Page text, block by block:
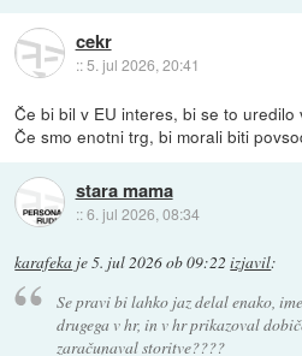
cekr
::5. jul 2026, 20:41
Če bi bil v EU interes, bi se to uredilo
Če smo enotni trg, bi morali biti
stara mama
::6. jul 2026, 08:34
karafeka je5. jul 2026 ob 09:22 izjavil:
Se pravi bi lahko jaz delal enako,
drugega v hr, in v hr prikazoval
zaračunaval storitve????